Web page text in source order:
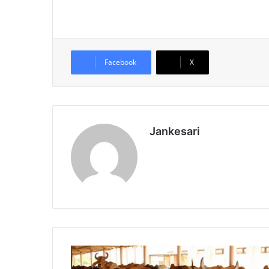
Facebook X
Jankesari
दो
दि